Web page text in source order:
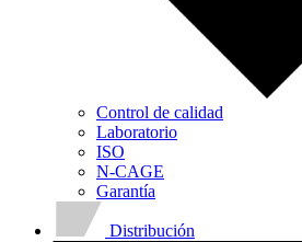
Control de calidad
Laboratorio
ISO
N-CAGE
Garantía
Distribución